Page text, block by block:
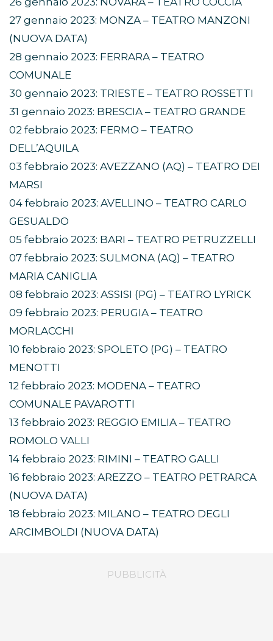
27 gennaio 2023: MONZA – TEATRO MANZONI
(NUOVA DATA)
28 gennaio 2023: FERRARA – TEATRO
COMUNALE
30 gennaio 2023: TRIESTE – TEATRO ROSSETTI
31 gennaio 2023: BRESCIA – TEATRO GRANDE
02 febbraio 2023: FERMO – TEATRO
DELL’AQUILA
03 febbraio 2023: AVEZZANO (AQ) – TEATRO DEI
MARSI
04 febbraio 2023: AVELLINO – TEATRO CARLO
GESUALDO
05 febbraio 2023: BARI – TEATRO PETRUZZELLI
07 febbraio 2023: SULMONA (AQ) – TEATRO
MARIA CANIGLIA
08 febbraio 2023: ASSISI (PG) – TEATRO LYRICK
09 febbraio 2023: PERUGIA – TEATRO
MORLACCHI
10 febbraio 2023: SPOLETO (PG) – TEATRO
MENOTTI
12 febbraio 2023: MODENA – TEATRO
COMUNALE PAVAROTTI
13 febbraio 2023: REGGIO EMILIA – TEATRO
ROMOLO VALLI
14 febbraio 2023: RIMINI – TEATRO GALLI
16 febbraio 2023: AREZZO – TEATRO PETRARCA
(NUOVA DATA)
18 febbraio 2023: MILANO – TEATRO DEGLI
ARCIMBOLDI (NUOVA DATA)